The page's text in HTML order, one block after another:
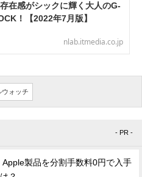
在感がシックに輝く大人のG-
！【2022年7月版】
nlab.itmedia.co.jp
ウォッチ
- PR -
Apple製品を分割手数料0円で入手